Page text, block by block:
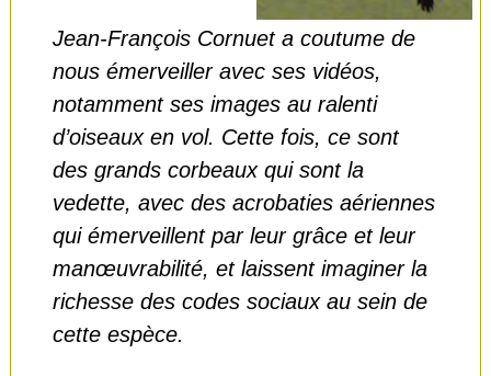
Jean-François Cornuet a coutume de
nous émerveiller avec ses vidéos,
notamment ses images au ralenti
d’oiseaux en vol. Cette fois, ce sont
des grands corbeaux qui sont la
vedette, avec des acrobaties aériennes
qui émerveillent par leur grâce et leur
manœuvrabilité, et laissent imaginer la
richesse des codes sociaux au sein de
cette espèce.